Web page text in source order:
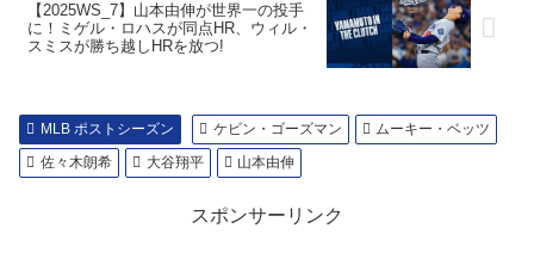
【2025WS_7】山本由伸が世界一の投手
に！ミゲル・ロハスが同点HR、ウィル・
スミスが勝ち越しHRを放つ!
MLB ポストシーズン ケビン・ゴーズマン
ムーキー・ベッツ
佐々木朗希
大谷翔平 山本由伸
スポンサーリンク